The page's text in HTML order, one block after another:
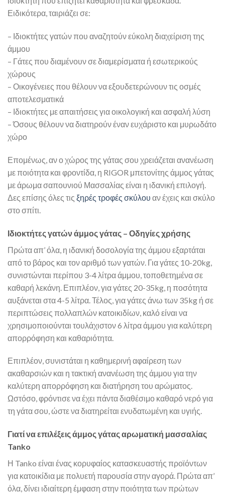
Ειδικότερα, ταιριάζει σε:
– Ιδιοκτήτες γατών που αναζητούν εύκολη διαχείριση της
άμμου
– Γάτες που διαμένουν σε διαμερίσματα ή εσωτερικούς
χώρους
– Οικογένειες που θέλουν να εξουδετερώνουν τις οσμές
αποτελεσματικά
– Ιδιοκτήτες με απαιτήσεις για οικολογική και ασφαλή λύση
– Όσους θέλουν να διατηρούν έναν ευχάριστο και μυρωδάτο
χώρο
Επομένως, αν ο χώρος της γάτας σου χρειάζεται ανανέωση
με ποιότητα και φροντίδα, η RIGOR μπετονίτης άμμος γάτας
με άρωμα σαπουνιού Μασσαλίας είναι η ιδανική επιλογή.
Δες επίσης όλες τις ξηρές τροφές σκύλου αν έχεις και σκύλο
στο σπίτι.
Ιδιοκτήτες γατών άμμος γάτας – Οδηγίες χρήσης
Πρώτα απ’ όλα, η ιδανική δοσολογία της άμμου εξαρτάται
από το βάρος και τον αριθμό των γατών. Για γάτες 10-20kg,
συνιστώνται περίπου 3-4 λίτρα άμμου, τοποθετημένα σε
καθαρή λεκάνη. Επιπλέον, για γάτες 20-35kg, η ποσότητα
αυξάνεται στα 4-5 λίτρα. Τέλος, για γάτες άνω των 35kg ή σε
περιπτώσεις πολλαπλών κατοικιδίων, καλό είναι να
χρησιμοποιούνται τουλάχιστον 6 λίτρα άμμου για καλύτερη
απορρόφηση και καθαριότητα.
Επιπλέον, συνιστάται η καθημερινή αφαίρεση των
ακαθαρσιών και η τακτική ανανέωση της άμμου για την
καλύτερη απορρόφηση και διατήρηση του αρώματος.
Ωστόσο, φρόντισε να έχει πάντα διαθέσιμο καθαρό νερό για
τη γάτα σου, ώστε να διατηρείται ενυδατωμένη και υγιής.
Γιατί να επιλέξεις άμμος γάτας αρωματική μασσαλίας
Tanko
Η Tanko είναι ένας κορυφαίος κατασκευαστής προϊόντων
για κατοικίδια με πολυετή παρουσία στην αγορά. Πρώτα απ’
όλα, δίνει ιδιαίτερη έμφαση στην ποιότητα των πρώτων